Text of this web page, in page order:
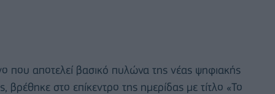
που αποτελεί βασικό πυλώνα της νέας ψηφιακής
βρέθηκε στο επίκεντρο της ημερίδας με τίτλο «Το